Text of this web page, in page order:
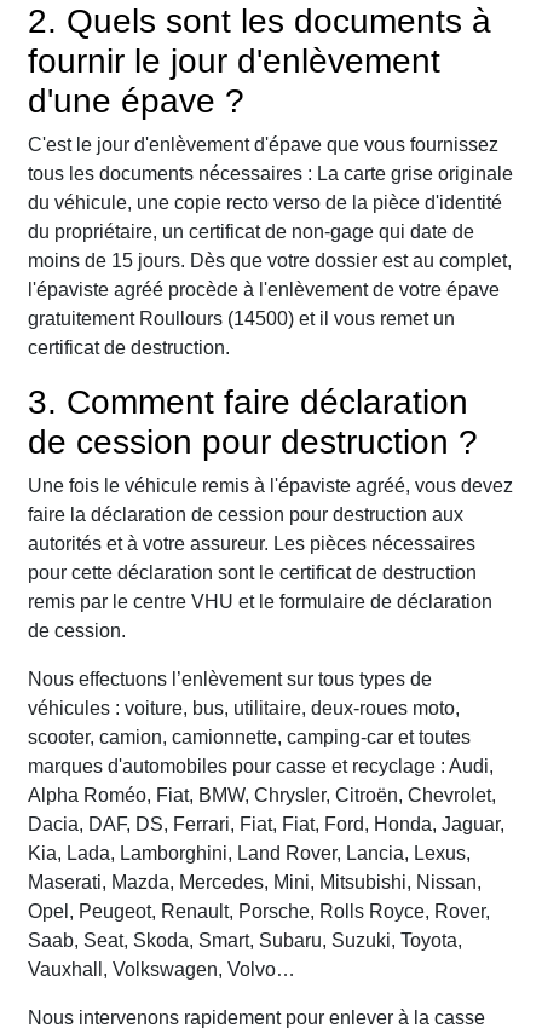
2. Quels sont les documents à
fournir le jour d'enlèvement
d'une épave ?
C'est le jour d'enlèvement d'épave que vous fournissez
tous les documents nécessaires : La carte grise originale
du véhicule, une copie recto verso de la pièce d'identité
du propriétaire, un certificat de non-gage qui date de
moins de 15 jours. Dès que votre dossier est au complet,
l'épaviste agréé procède à l'enlèvement de votre épave
gratuitement Roullours (14500) et il vous remet un
certificat de destruction.
3. Comment faire déclaration
de cession pour destruction ?
Une fois le véhicule remis à l'épaviste agréé, vous devez
faire la déclaration de cession pour destruction aux
autorités et à votre assureur. Les pièces nécessaires
pour cette déclaration sont le certificat de destruction
remis par le centre VHU et le formulaire de déclaration
de cession.
Nous effectuons l’enlèvement sur tous types de
véhicules : voiture, bus, utilitaire, deux-roues moto,
scooter, camion, camionnette, camping-car et toutes
marques d'automobiles pour casse et recyclage : Audi,
Alpha Roméo, Fiat, BMW, Chrysler, Citroën, Chevrolet,
Dacia, DAF, DS, Ferrari, Fiat, Fiat, Ford, Honda, Jaguar,
Kia, Lada, Lamborghini, Land Rover, Lancia, Lexus,
Maserati, Mazda, Mercedes, Mini, Mitsubishi, Nissan,
Opel, Peugeot, Renault, Porsche, Rolls Royce, Rover,
Saab, Seat, Skoda, Smart, Subaru, Suzuki, Toyota,
Vauxhall, Volkswagen, Volvo…
Nous intervenons rapidement pour enlever à la casse